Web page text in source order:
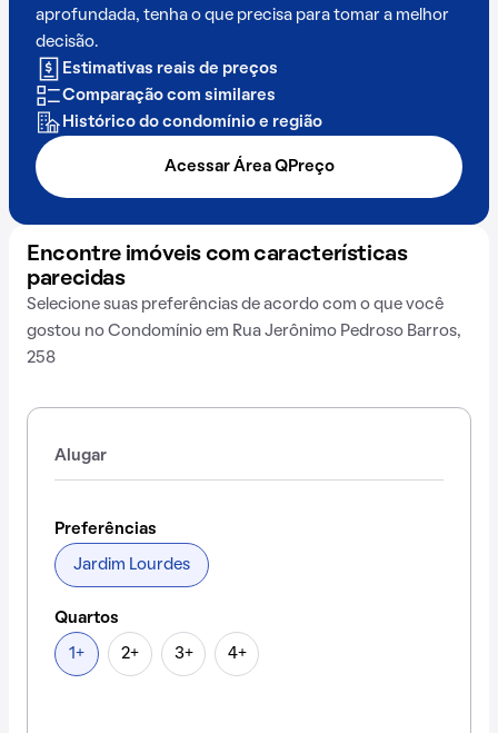
aprofundada, tenha o que precisa para tomar a melhor
decisão.
Estimativas reais de preços
Comparação com similares
Histórico do condomínio e região
Acessar Área QPreço
Encontre imóveis com características
parecidas
Selecione suas preferências de acordo com o que você
gostou no Condomínio em Rua Jerônimo Pedroso Barros,
258
Alugar
Preferências
Jardim Lourdes
Quartos
1+ 2+ 3+ 4+